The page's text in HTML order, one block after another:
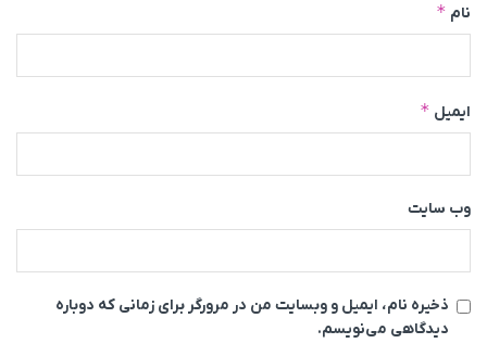
نام *
ایمیل *
وب‌ سایت
ذخیره نام، ایمیل و وبسایت من در مرورگر برای زمانی که دوباره
دیدگاهی می‌نویسم.